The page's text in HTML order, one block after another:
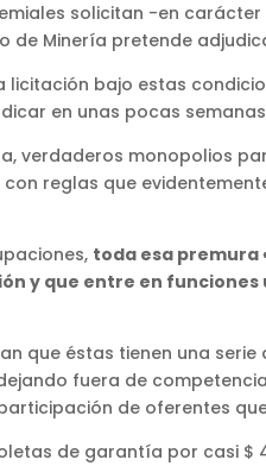
solicitan -en
de Minería pretende
licitación bajo estas
en unas pocas semanas
verdaderos monopolios
reglas que
toda esa premura
y que entre en funciones
que éstas tienen una
fuera de
de oferentes
de garantía por casi